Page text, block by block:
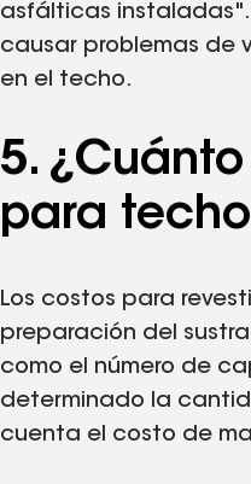
asfálticas
causar problemas de
en el techo.
5.
para
Los costos para
preparación del
como el número de
determinado la
cuenta el costo de